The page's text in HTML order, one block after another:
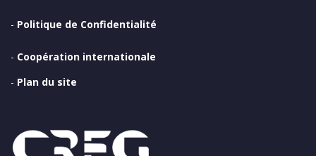
- Politique de Confidentialité
- Coopération internationale
- Plan du site